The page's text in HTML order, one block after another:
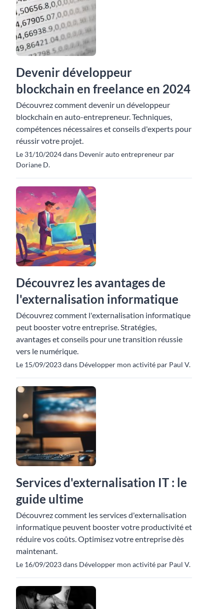
Devenir développeur
blockchain en freelance en 2024
Découvrez comment devenir un développeur
blockchain en auto-entrepreneur. Techniques,
compétences nécessaires et conseils d'experts pour
réussir votre projet.
Le 31/10/2024 dans Devenir auto entrepreneur par
Doriane D.
Découvrez les avantages de
l'externalisation informatique
Découvrez comment l'externalisation informatique
peut booster votre entreprise. Stratégies,
avantages et conseils pour une transition réussie
vers le numérique.
Le 15/09/2023 dans Développer mon activité par Paul V.
Services d'externalisation IT : le
guide ultime
Découvrez comment les services d'externalisation
informatique peuvent booster votre productivité et
réduire vos coûts. Optimisez votre entreprise dès
maintenant.
Le 16/09/2023 dans Développer mon activité par Paul V.